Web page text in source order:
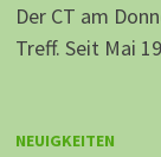
Der CT am
Treff. Seit Mai
NEUIGKEITEN